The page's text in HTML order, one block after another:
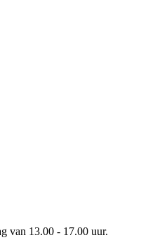
van 13.00 - 17.00 uur.